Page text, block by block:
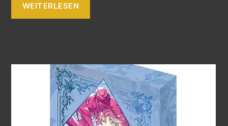
WEITERLESEN